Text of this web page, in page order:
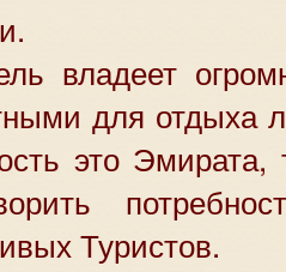
владеет
для отдыха
это
Туристов.